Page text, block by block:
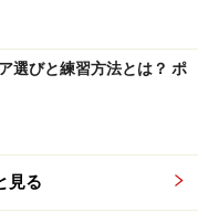
選びと練習方法とは？ ポ
見る